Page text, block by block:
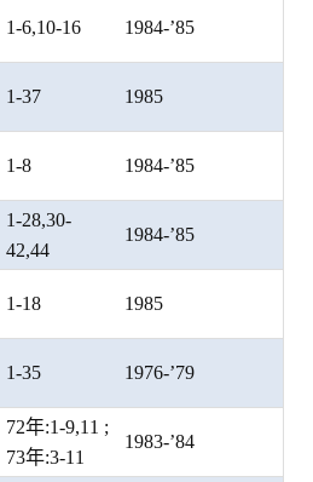
1-6,10-16 1984-’85
1-37 1985
1-8 1984-’85
1-28,30-
42,44
1984-’85
1-18 1985
1-35 1976-’79
72年:1-9,11 ;
73年:3-11
1983-’84